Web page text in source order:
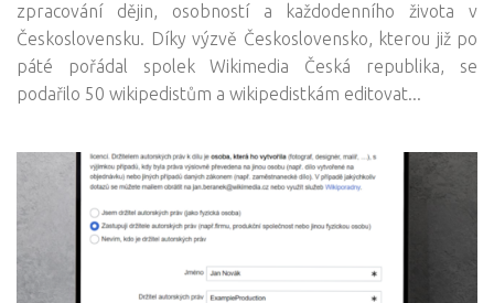
zpracování dějin, osobností a každodenního života v
Československu. Díky výzvě Československo, kterou již po
páté pořádal spolek Wikimedia Česká republika, se
podařilo 50 wikipedistům a wikipedistkám editovat...